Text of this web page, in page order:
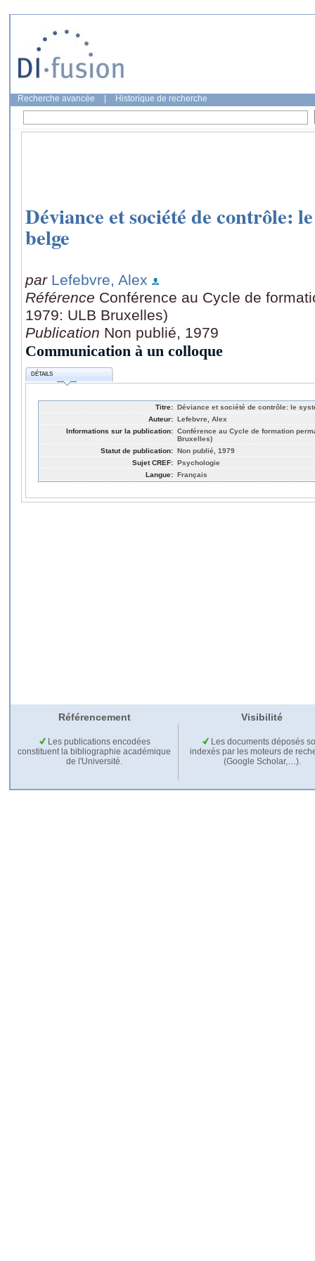
Recherche avancée Historique de recherche
Déviance et société de contrôle:
belge
par Lefebvre, Alex
Référence Conférence au Cycle de
1979: ULB Bruxelles)
Publication Non publié, 1979
Communication à un colloque
DÉTAILS
Titre: Déviance et société de contrôle: le
Auteur: Lefebvre, Alex
Informations sur la publication: Conférence au Cycle de formation
Bruxelles)
Statut de publication: Non publié, 1979
Sujet CREF: Psychologie
Langue: Français
Référencement Visibilité
Les publications encodées
constituent la bibliographie académique
de l'Université.
Les documents déposés
indexés par les moteurs de
(Google Scholar,…).